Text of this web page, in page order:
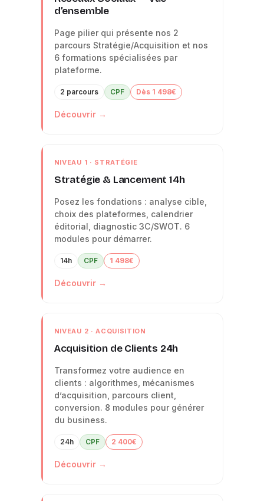
d’ensemble
Page pilier qui présente nos 2
parcours Stratégie/Acquisition et nos
6 formations spécialisées par
plateforme.
2 parcours CPF Dès 1 498€
Découvrir →
NIVEAU 1 · STRATÉGIE
Stratégie & Lancement 14h
Posez les fondations : analyse cible,
choix des plateformes, calendrier
éditorial, diagnostic 3C/SWOT. 6
modules pour démarrer.
14h CPF 1 498€
Découvrir →
NIVEAU 2 · ACQUISITION
Acquisition de Clients 24h
Transformez votre audience en
clients : algorithmes, mécanismes
d’acquisition, parcours client,
conversion. 8 modules pour générer
du business.
24h CPF 2 400€
Découvrir →